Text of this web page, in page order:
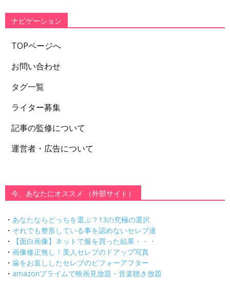
ー
ナビゲーション
TOPページへ
お問い合わせ
タグ一覧
ライター募集
記事の監修について
運営者・広告について
今、あなたにオススメ （外部サイト）
・ あなたならどっちを選ぶ？13の究極の選択
・ それでも整形している事を認めないセレブ達
・
【面白画像】ネットで服を買った結果・・・
・ 画像修正無し！美人セレブのドアップ写真
・ 歯をお直ししたセレブのビフォーアフター
・ amazonプライムで映画見放題・音楽聴き放題